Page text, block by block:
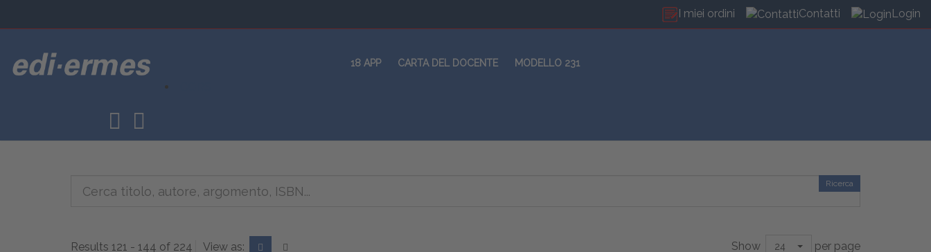
I miei ordini Contatti Login
18 APP CARTA DEL DOCENTE MODELLO 231
Ricerca
Results 121 - 144 of 224 View as: Show 24 per page